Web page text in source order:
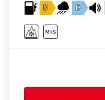
D D